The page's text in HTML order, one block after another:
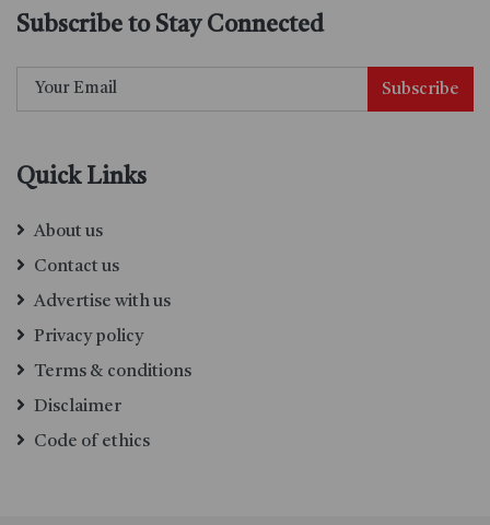
Subscribe to Stay Connected
Subscribe
Quick Links
About us
Contact us
Advertise with us
Privacy policy
Terms & conditions
Disclaimer
Code of ethics